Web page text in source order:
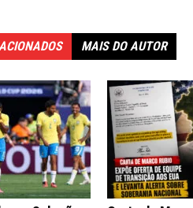
MAIS DO AUTOR